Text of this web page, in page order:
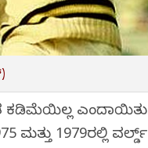
1979ರಲ್ಲಿ ವರ್ಲ್ಡ್‌